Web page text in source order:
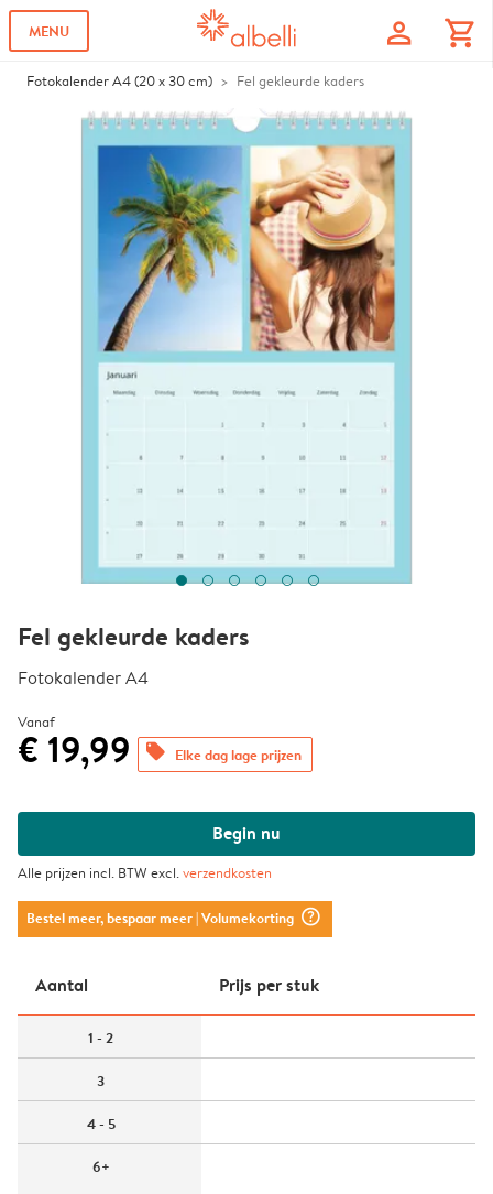
MENU profile shopping_cart
Fotokalender A4 (20 x 30 cm) Fel gekleurde kaders
Fel gekleurde kaders
Fotokalender A4
Vanaf
€ 19,99 offers Elke dag lage prijzen
Begin nu
Alle prijzen incl. BTW excl.verzendkosten
Bestel meer, bespaar meer| Volumekorting question_mark_circle
Aantal Prijs per stuk
1 - 2
3
4 - 5
6+